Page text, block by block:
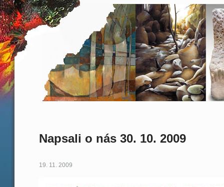
Napsali o nás 30. 10. 2009
19. 11. 2009